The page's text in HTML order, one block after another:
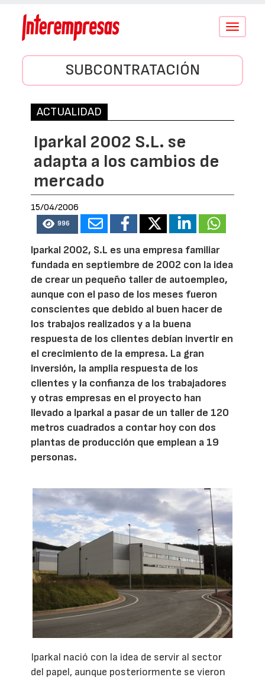
Conmutar
SUBCONTRATACIÓN
ACTUALIDAD
Iparkal 2002 S.L. se
adapta a los cambios de
mercado
15/04/2006
996
Iparkal 2002, S.L es una empresa familiar
fundada en septiembre de 2002 con la idea
de crear un pequeño taller de autoempleo,
aunque con el paso de los meses fueron
conscientes que debido al buen hacer de
los trabajos realizados y a la buena
respuesta de los clientes debían invertir en
el crecimiento de la empresa. La gran
inversión, la amplia respuesta de los
clientes y la confianza de los trabajadores
y otras empresas en el proyecto han
llevado a Iparkal a pasar de un taller de 120
metros cuadrados a contar hoy con dos
plantas de producción que emplean a 19
personas.
Iparkal nació con la idea de servir al sector
del papel, aunque posteriormente se vieron